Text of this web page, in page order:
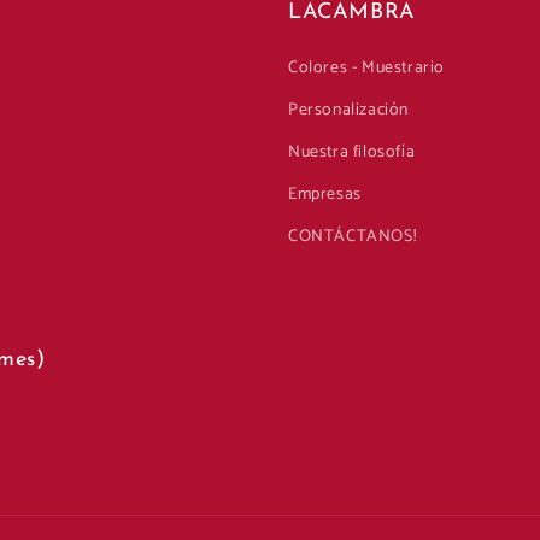
LACAMBRA
Colores - Muestrario
Personalización
Nuestra filosofía
Empresas
CONTÁCTANOS!